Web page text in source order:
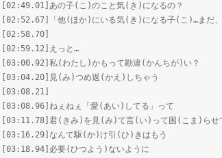
[02:49.01]あの子(こ)のこと気(き)になるの？
[02:52.67]「他(ほか)にいる気(き)になる子(こ)…まだ、
[02:58.70]
[02:59.12]えっと…
[03:00.92]私(わたし)かもって勘違(かんちが)い？
[03:04.20]見(み)つめ返(かえ)しちゃう
[03:08.21]
[03:08.96]ねぇねぇ「愛(あい)してる」って
[03:11.78]君(きみ)を見(み)て言(い)って困(こま)らせ
[03:16.29]なんて駆(か)け引(ひ)きはもう
[03:18.94]必要(ひつよう)ないように